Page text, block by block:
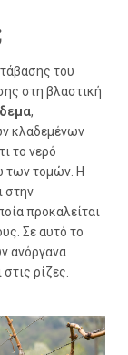
του
στη βλαστική
,
κλαδεμένων
το νερό
των τομών. Η
στην
προκαλείται
Σε αυτό το
ανόργανα
ρίζες.